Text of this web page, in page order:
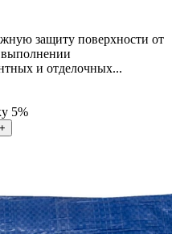
защиту поверхности от
выполнении
и отделочных...
5%
+